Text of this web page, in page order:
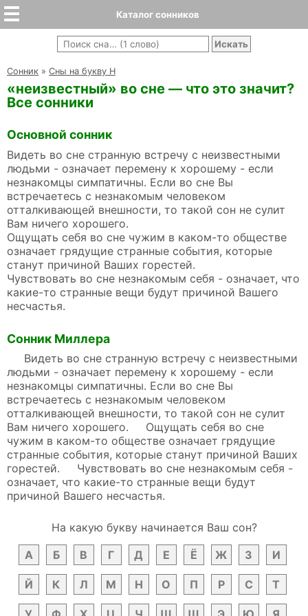
Каталог сонников
Cонник » Сны на букву Н
«неизвестный» во сне — что это значит?
Все сонники
Основной сонник
Видеть во сне странную встречу с неизвестными
людьми - означает перемену к хорошему - если
незнакомцы симпатичны. Если во сне Вы
встречаетесь с незнакомым человеком
отталкивающей внешности, то такой сон не сулит
Вам ничего хорошего.
Ощущать себя во сне чужим в каком-то обществе
означает грядущие странные события, которые
станут причиной Ваших горестей.
Чувствовать во сне незнакомым себя - означает, что
какие-то странные вещи будут причиной Вашего
несчастья.
Сонник Миллера
Видеть во сне странную встречу с неизвестными
людьми - означает перемену к хорошему - если
незнакомцы симпатичны. Если во сне Вы
встречаетесь с незнакомым человеком
отталкивающей внешности, то такой сон не сулит
Вам ничего хорошего. Ощущать себя во сне
чужим в каком-то обществе означает грядущие
странные события, которые станут причиной Ваших
горестей. Чувствовать во сне незнакомым себя -
означает, что какие-то странные вещи будут
причиной Вашего несчастья.
На какую букву начинается Ваш сон?
А
Б В Г Д Е Ё Ж З И
Й К Л М Н О П Р С Т